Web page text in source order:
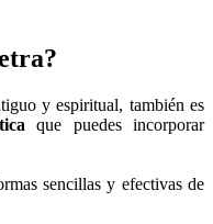
y espiritual, también es
que puedes incorporar
sencillas y efectivas de